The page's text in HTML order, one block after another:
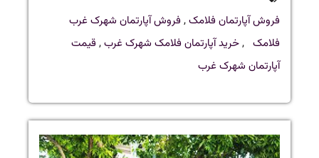
فروش آپارتمان فلامک,فروش آپارتمان شهرک غرب
فلامک ,خرید آپارتمان فلامک شهرک غرب,قیمت
آپارتمان شهرک غرب